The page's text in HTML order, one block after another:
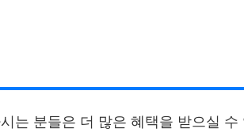
는 분들은 더 많은 혜택을 받으실